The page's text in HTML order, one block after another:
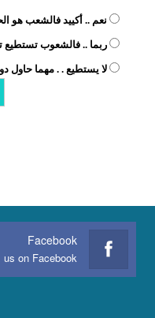
نعم .. أكييد فالشعب هو
ربما .. فالشعوب تستطيع
لا يستطيع . . مهما حاول
Facebook